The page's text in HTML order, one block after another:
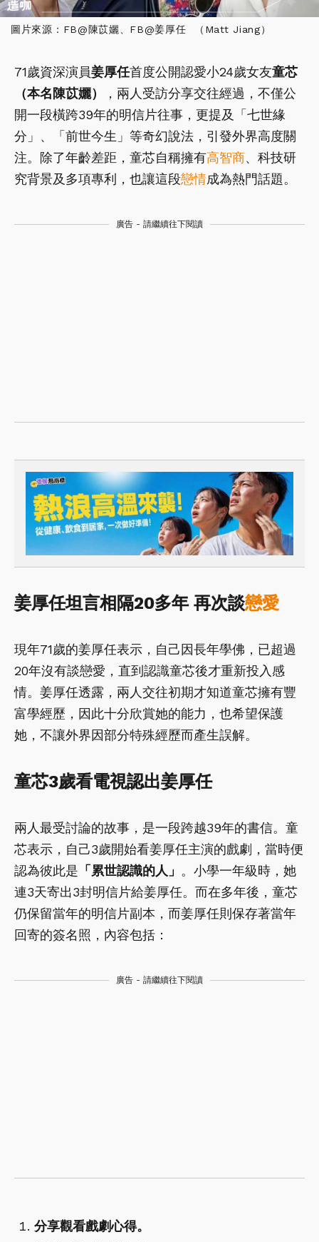
圖片來源：FB@陳苡孋、FB@姜厚任 （Matt Jiang）
71歲資深演員姜厚任首度公開認愛小24歲女友童芯
（本名陳苡孋）
，兩人受訪分享交往經過，不僅公
開一段橫跨39年的明信片往事，更提及「七世緣
分」、「前世今生」等奇幻說法，引發外界高度關
注。除了年齡差距，童芯自稱擁有高智商、科技研
究背景及多項專利，也讓這段戀情成為熱門話題。
廣告 - 請繼續往下閱讀
姜厚任坦言相隔20多年 再次談戀愛
現年71歲的姜厚任表示，自己因長年學佛，已超過
20年沒有談戀愛，直到認識童芯後才重新投入感
情。姜厚任透露，兩人交往初期才知道童芯擁有豐
富學經歷，因此十分欣賞她的能力，也希望保護
她，不讓外界因部分特殊經歷而產生誤解。
童芯3歲看電視認出姜厚任
兩人最受討論的故事，是一段跨越39年的書信。童
芯表示，自己3歲開始看姜厚任主演的戲劇，當時便
認為彼此是 「累世認識的人」 。小學一年級時，她
連3天寄出3封明信片給姜厚任。而在多年後，童芯
仍保留當年的明信片副本，而姜厚任則保存著當年
回寄的簽名照，內容包括：
廣告 - 請繼續往下閱讀
分享觀看戲劇心得。